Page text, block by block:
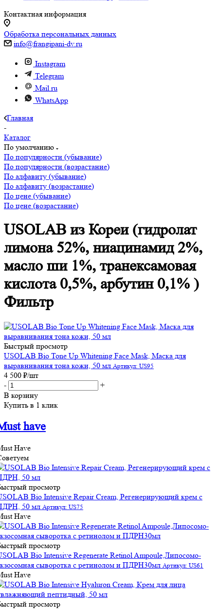
Контактная информация
Обработка персональных данных
info@frangipani-dv.ru
Instagram
Telegram
Mail.ru
WhatsApp
Главная
-
Каталог
По умолчанию
По популярности (убывание)
По популярности (возрастание)
По алфавиту (убывание)
По алфавиту (возрастание)
По цене (убывание)
По цене (возрастание)
USOLAB из Кореи (гидролат
лимона 52%, ниацинамид 2%,
масло ши 1%, транексамовая
кислота 0,5%, арбутин 0,1% )
Фильтр
Быстрый просмотр
USOLAB Bio Tone Up Whitening Face Mask, Маска для
выравнивания тона кожи, 50 мл Артикул: US95
4 500 ₽/шт
-
+
В корзину
Купить в 1 клик
have
Have
просмотр
Bio Intensive Repair Cream, Регенерирующий крем с
50 мл Артикул: US75
Have
просмотр
Bio Intensive Regenerate Retinol Ampoule,Липосомо-
сыворотка с ретинолом и ПДРН30мл Артикул: US61
Have
просмотр